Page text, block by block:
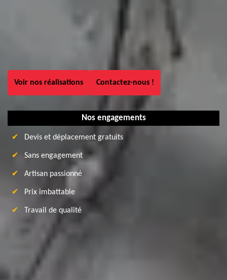
Voir nos réalisations Contactez-nous !
Nos engagements
Devis et déplacement gratuits
Sans engagement
Artisan passionné
Prix imbattable
Travail de qualité